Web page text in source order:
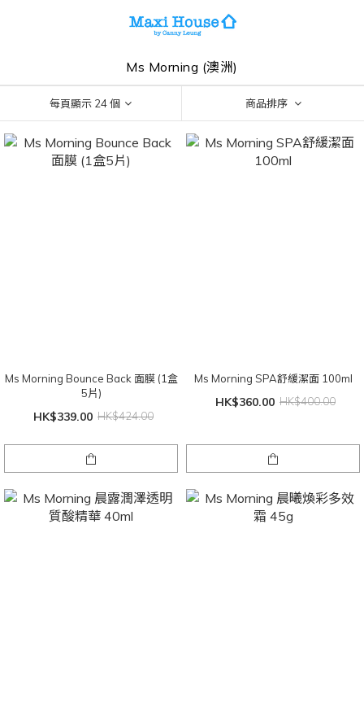
Ms Morning (澳洲)
每頁顯示 24 個 商品排序
Ms Morning Bounce Back 面膜 (1盒
5片)
HK$339.00 HK$424.00
Ms Morning SPA舒緩潔面 100ml
HK$360.00 HK$400.00